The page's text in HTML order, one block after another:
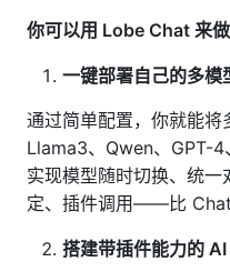
你可以用 Lobe Chat 来做
一键部署自己的多模
通过简单配置，你就能将
Llama3、Qwen、GPT-4
实现模型随时切换、统
定、插件调用——比
搭建带插件能力的